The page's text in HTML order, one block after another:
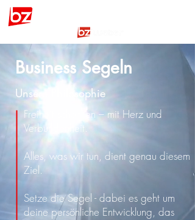
Business Segeln
Unsere Philosophie
Freiheit schenken – mit Herz und
Verbundenheit.
Alles, was wir tun, dient genau diesem
Ziel.
Setze die Segel - dabei es geht um
deine persönliche Entwicklung, das